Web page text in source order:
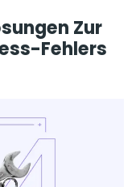
Zur
Fehlers